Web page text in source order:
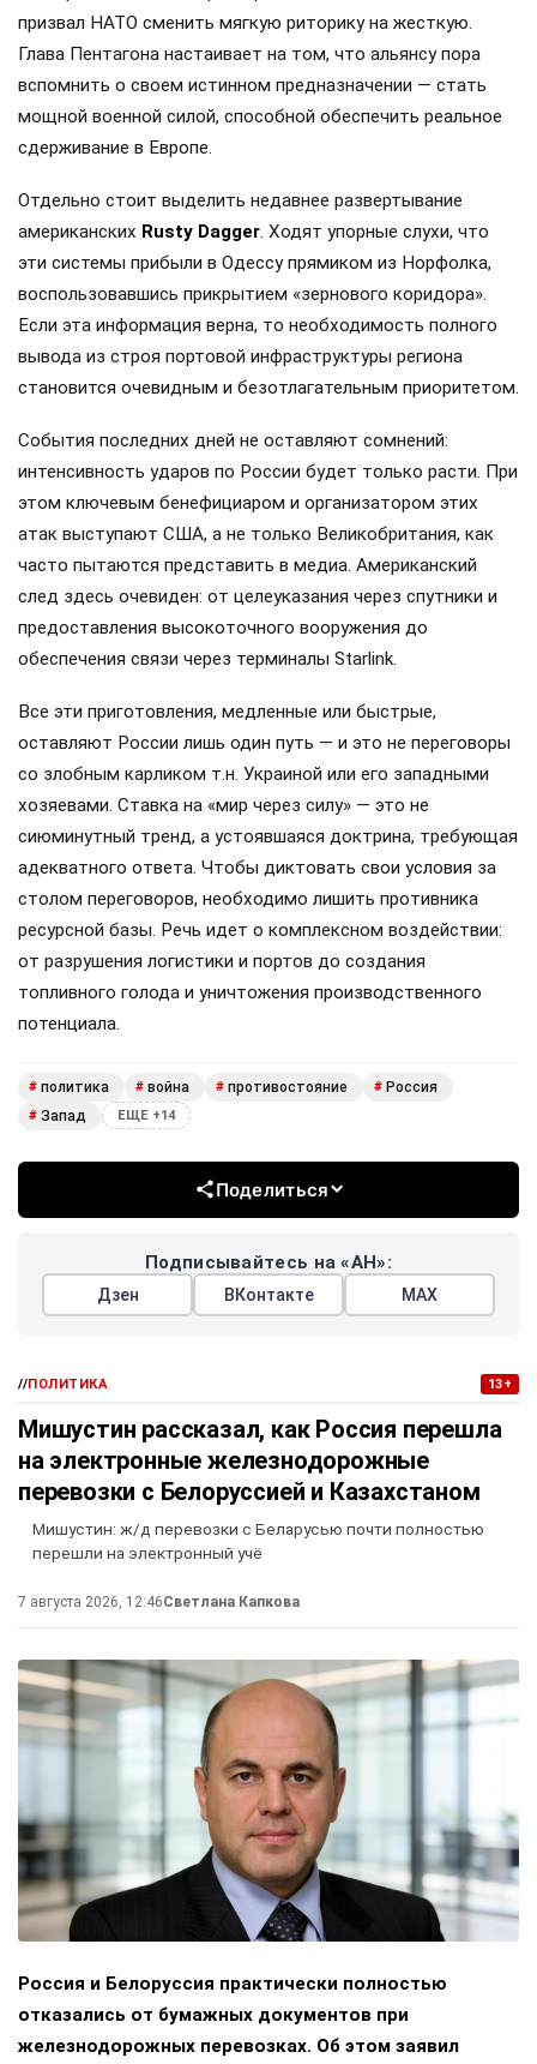
призвал НАТО сменить мягкую риторику на жесткую.
Глава Пентагона настаивает на том, что альянсу пора
вспомнить о своем истинном предназначении — стать
мощной военной силой, способной обеспечить реальное
сдерживание в Европе.
Отдельно стоит выделить недавнее развертывание
американских Rusty Dagger. Ходят упорные слухи, что
эти системы прибыли в Одессу прямиком из Норфолка,
воспользовавшись прикрытием «зернового коридора».
Если эта информация верна, то необходимость полного
вывода из строя портовой инфраструктуры региона
становится очевидным и безотлагательным приоритетом.
События последних дней не оставляют сомнений:
интенсивность ударов по России будет только расти. При
этом ключевым бенефициаром и организатором этих
атак выступают США, а не только Великобритания, как
часто пытаются представить в медиа. Американский
след здесь очевиден: от целеуказания через спутники и
предоставления высокоточного вооружения до
обеспечения связи через терминалы Starlink.
Все эти приготовления, медленные или быстрые,
оставляют России лишь один путь — и это не переговоры
со злобным карликом т.н. Украиной или его западными
хозяевами. Ставка на «мир через силу» — это не
сиюминутный тренд, а устоявшаяся доктрина, требующая
адекватного ответа. Чтобы диктовать свои условия за
столом переговоров, необходимо лишить противника
ресурсной базы. Речь идет о комплексном воздействии:
от разрушения логистики и портов до создания
топливного голода и уничтожения производственного
потенциала.
# политика # война # противостояние # Россия
# Запад ЕЩЕ +14
Поделиться
Подписывайтесь на «АН»:
Дзен ВКонтакте МАХ
//ПОЛИТИКА 13+
Мишустин рассказал, как Россия перешла
на электронные железнодорожные
перевозки с Белоруссией и Казахстаном
Мишустин: ж/д перевозки с Беларусью почти полностью
перешли на электронный учё
7 августа 2026, 12:46Светлана Капкова
Россия и Белоруссия практически полностью
отказались от бумажных документов при
железнодорожных перевозках. Об этом заявил